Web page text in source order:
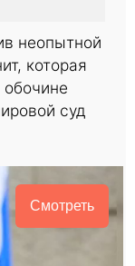
неопытной
которая
суд
Смотреть